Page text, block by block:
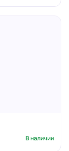
В наличии